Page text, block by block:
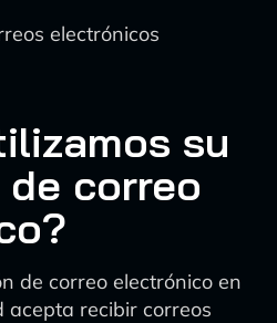
electrónicos
su
correo
de correo electrónico en
acepta recibir correos